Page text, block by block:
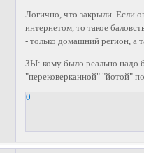
Логично, что закрыли. Если
интернетом, то такое
- только домашний регион, а
ЗЫ: кому было реально надо
"перековерканной" "йотой"
0